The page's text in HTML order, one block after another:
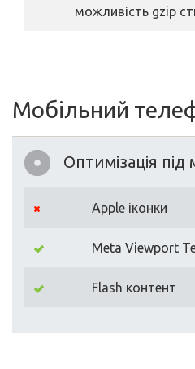
можливість gzip
Мобільний
Оптимізація
Apple іконки
Meta Viewport
Flash контент